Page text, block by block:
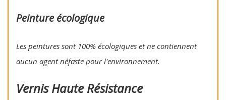
Peinture écologique
Les peintures sont 100% écologiques et ne contiennent
aucun agent néfaste pour l'environnement.
Vernis Haute Résistance